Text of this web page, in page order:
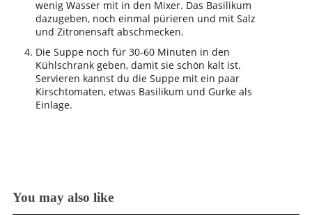
wenig Wasser mit in den Mixer. Das Basilikum
dazugeben, noch einmal pürieren und mit Salz
und Zitronensaft abschmecken.
Die Suppe noch für 30-60 Minuten in den
Kühlschrank geben, damit sie schön kalt ist.
Servieren kannst du die Suppe mit ein paar
Kirschtomaten, etwas Basilikum und Gurke als
Einlage.
You may also like